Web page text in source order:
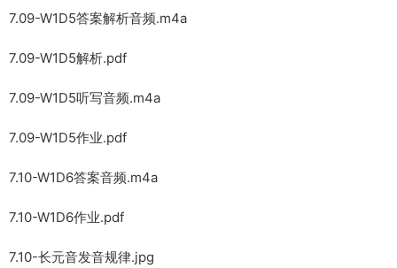
7.09-W1D5答案解析音频​.m4a
7.09-W1D5解析​.pdf
7.09-W1D5听写音频.m4a
7.09-W1D5作业.pdf
7.10-W1D6答案音频.m4a
7.10-W1D6作业.pdf
7.10-长元音发音规律.jpg